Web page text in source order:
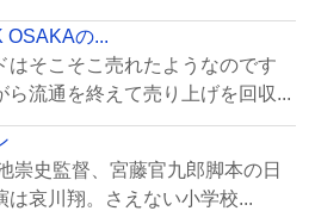
OSAKAの...
はそこそこ売れたようなのです
ら流通を終えて売り上げを回収...
崇史監督、宮藤官九郎脚本の日
は哀川翔。さえない小学校...